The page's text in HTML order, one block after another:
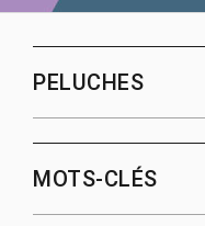
PELUCHES
MOTS-CLÉS